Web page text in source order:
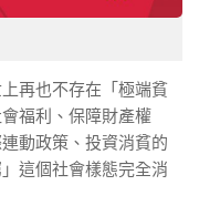
再也不存在「極端貧
福利、保障財產權
動政策、投資消貧的
這個社會樣態完全消